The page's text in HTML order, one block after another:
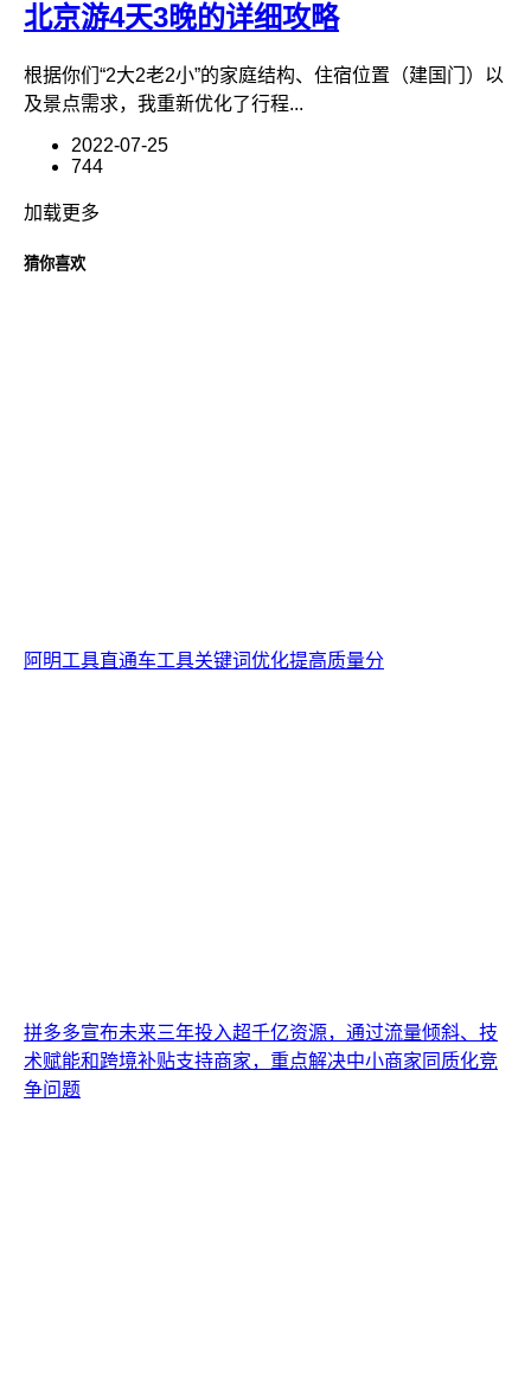
北京游4天3晚的详细攻略
根据你们“2大2老2小”的家庭结构、住宿位置（建国门）以
及景点需求，我重新优化了行程...
2022-07-25
744
加载更多
猜你喜欢
阿明工具直通车工具关键词优化提高质量分
拼多多宣布未来三年投入超千亿资源，通过流量倾斜、技
术赋能和跨境补贴支持商家，重点解决中小商家同质化竞
争问题